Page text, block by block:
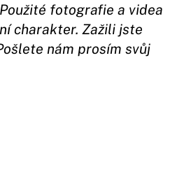
fotografie a videa
charakter. Zažili jste
nám prosím svůj